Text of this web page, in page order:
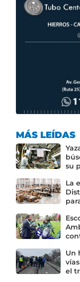
MÁS LEÍDAS
su
La
Un
el